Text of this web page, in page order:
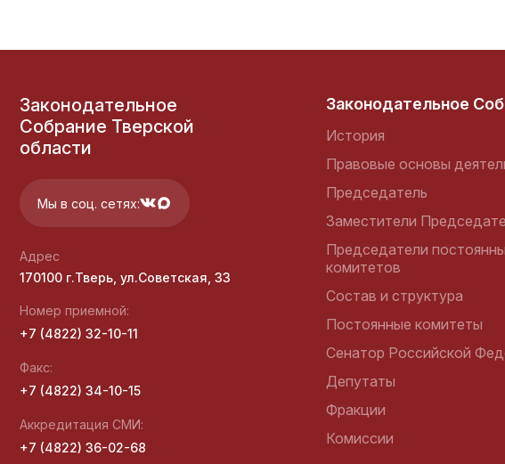
Общественная палата
правам человека в
Законодательное
Собрание Тверской
области
Мы в соц. сетях:
Адрес
170100 г.Тверь, ул.Советская, 33
Номер приемной:
+7 (4822) 32-10-11
Факс:
+7 (4822) 34-10-15
Аккредитация СМИ:
+7 (4822) 36-02-68
Законодательное
История
Правовые основы
Председатель
Заместители
Председатели
комитетов
Состав и структура
Постоянные комитеты
Сенатор Российской
Депутаты
Фракции
Комиссии